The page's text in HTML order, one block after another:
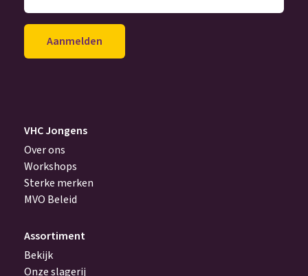
je
achter
VHC Jongens
Over ons
Workshops
Sterke merken
MVO Beleid
Assortiment
Bekijk
Onze slagerij